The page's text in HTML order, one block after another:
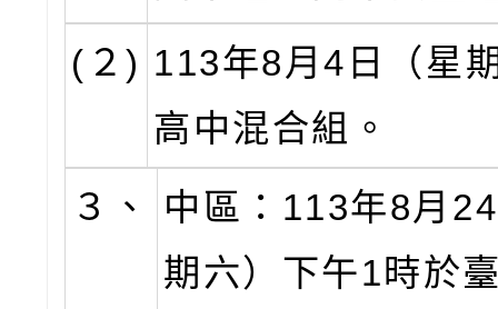
(２) 113年8月4日（星
高中混合組。
３、
中區：113年8月
期六）下午1時於